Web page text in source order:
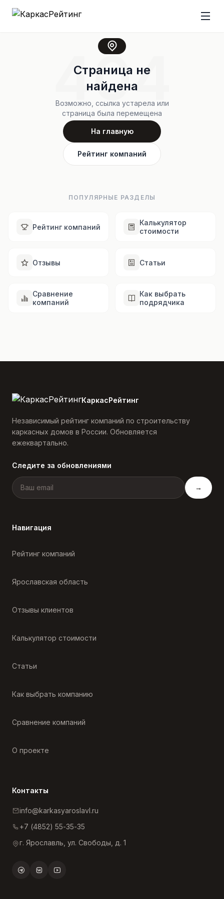
404
Страница не
найдена
Возможно, ссылка устарела или
страница была перемещена
На главную
Рейтинг компаний
ПОПУЛЯРНЫЕ РАЗДЕЛЫ
Рейтинг компаний
Калькулятор
стоимости
Отзывы Статьи
Сравнение
компаний
Как выбрать
подрядчика
КаркасРейтинг
Независимый рейтинг компаний по строительству
каркасных домов в России. Обновляется
ежеквартально.
Следите за обновлениями
→
Навигация
Рейтинг компаний
Ярославская область
Отзывы клиентов
Калькулятор стоимости
Статьи
Как выбрать компанию
Сравнение компаний
О проекте
Контакты
info@karkasyaroslavl.ru
+7 (4852) 55-35-35
г. Ярославль, ул. Свободы, д. 1